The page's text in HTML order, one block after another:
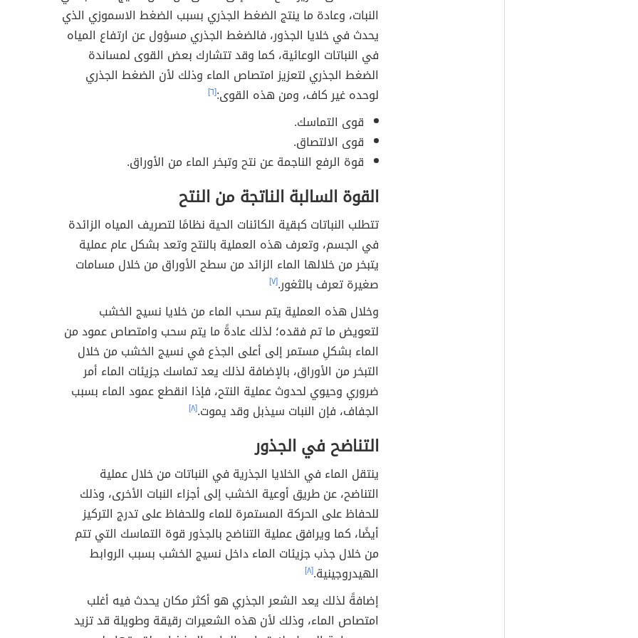
الضغط الجذري
يعد الضغط الجذري (بالإنجليزية: Root pressure) من القوى التي
تساعد على تعزيز دفع الماء إلى الأعلى من خلال نسيج الخشب في
النبات، وعادة ما ينتج الضغط الجذري بسبب الضغط الاسموزي الذي
يحدث في خلايا الجذور، فالضغط الجذري مسؤول عن ارتفاع المياه
في النباتات الوعائية، كما وقد تتشارك بعض القوى لمساندة
الضغط الجذري لتعزيز امتصاص الماء وذلك لأن الضغط الجذري
لوحده غير كاف، ومن هذه القوى:[٦]
قوى التماسك.
قوى الالتصاق.
قوة الرفع الناجمة عن نتح وتبخر الماء من الأوراق.
القوة السالبة الناتجة من النتح
تتطلب النباتات كبقية الكائنات الحية نظامًا لتصريف المياه الزائدة
في الجسم، وتعرف هذه العملية بالنتح وتعد بشكل عام عملية
يتبخر من خلالها الماء الزائد من سطح الأوراق من خلال مسامات
صغيرة تعرف بالثغور.[٧]
وخلال هذه العملية يتم سحب الماء من خلايا نسيج الخشب
لتعويض ما تم فقده؛ لذلك عادةً ما يتم سحب وامتصاص عمود من
التبخر من الأوراق، بالإضافة لذلك يعد تماسك جزيئات الماء أمر
ضروري وحيوي لحدوث عملية النتح، فإذا انقطع عمود الماء بسبب
الجفاف، فإن النبات سيذبل وقد يموت.[٨]
التناضح في الجذور
ينتقل الماء في الخلايا الجذرية في النباتات من خلال عملية
التناضح، عن طريق أوعية الخشب إلى أجزاء النبات الأخرى، وذلك
للحفاظ على الحركة المستمرة للماء وللحفاظ على تدرج التركيز
أيضًا، كما ويرافق عملية التناضح بالجذور قوة التماسك التي تتم
من خلال جذب جزيئات الماء داخل نسيج الخشب بسبب الروابط